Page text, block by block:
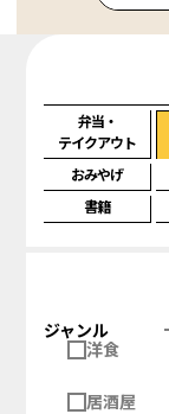
弁当・
テイクアウト
おみやげ
書籍
ジャンル
洋食
居酒屋